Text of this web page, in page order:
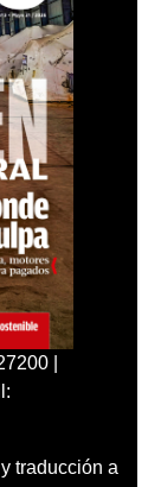
|
traducción a